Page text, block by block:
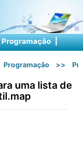
Programação |
Programação >>
uma lista de